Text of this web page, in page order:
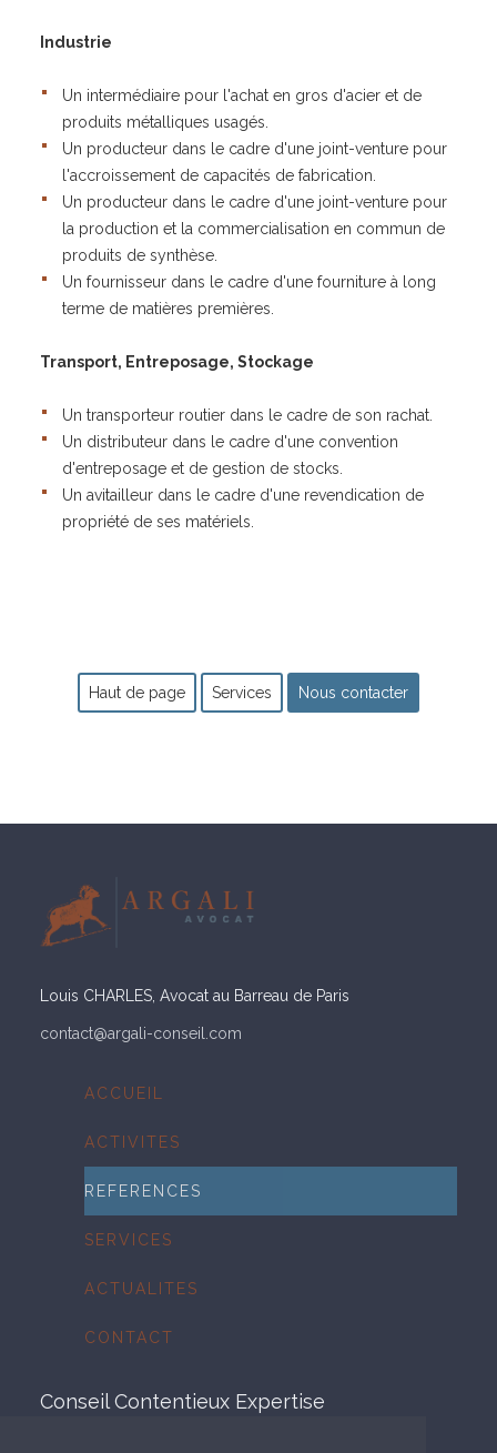
Industrie
Un intermédiaire pour l'achat en gros d'acier et de
produits métalliques usagés.
Un producteur dans le cadre d'une joint-venture pour
l'accroissement de capacités de fabrication.
Un producteur dans le cadre d'une joint-venture pour
la production et la commercialisation en commun de
produits de synthèse.
Un fournisseur dans le cadre d'une fourniture à long
terme de matières premières.
Transport, Entreposage, Stockage
Un transporteur routier dans le cadre de son rachat.
Un distributeur dans le cadre d'une convention
d'entreposage et de gestion de stocks.
Un avitailleur dans le cadre d'une revendication de
propriété de ses matériels.
Haut de page Services Nous contacter
Louis CHARLES, Avocat au Barreau de Paris
contact@argali-conseil.com
content
ACCUEIL
ACTIVITES
REFERENCES
SERVICES
ACTUALITES
CONTACT
Conseil Contentieux Expertise